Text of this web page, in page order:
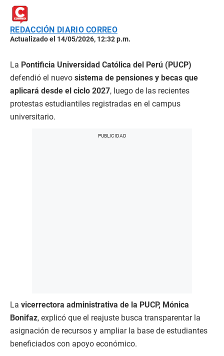
REDACCIÓN DIARIO CORREO
Actualizado el 14/05/2026, 12:32 p.m.
La Pontificia Universidad Católica del Perú (PUCP)
defendió el nuevo sistema de pensiones y becas que
aplicará desde el ciclo 2027, luego de las recientes
protestas estudiantiles registradas en el campus
universitario.
La vicerrectora administrativa de la PUCP, Mónica
Bonifaz, explicó que el reajuste busca transparentar la
asignación de recursos y ampliar la base de estudiantes
beneficiados con apoyo económico.